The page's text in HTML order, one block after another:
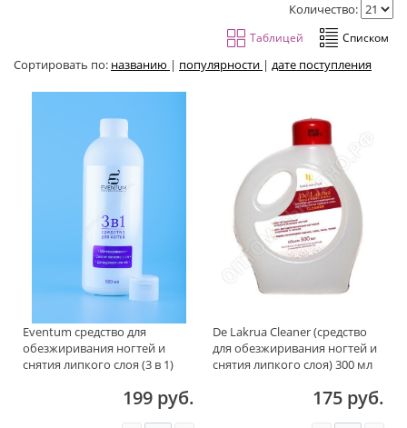
Количество:
Сортировать по: названию | популярности | дате поступления
Eventum средство для
обезжиривания ногтей и
снятия липкого слоя (3 в 1)
199 руб.
De Lakrua Cleaner (средство
для обезжиривания ногтей и
снятия липкого слоя) 300 мл
175 руб.